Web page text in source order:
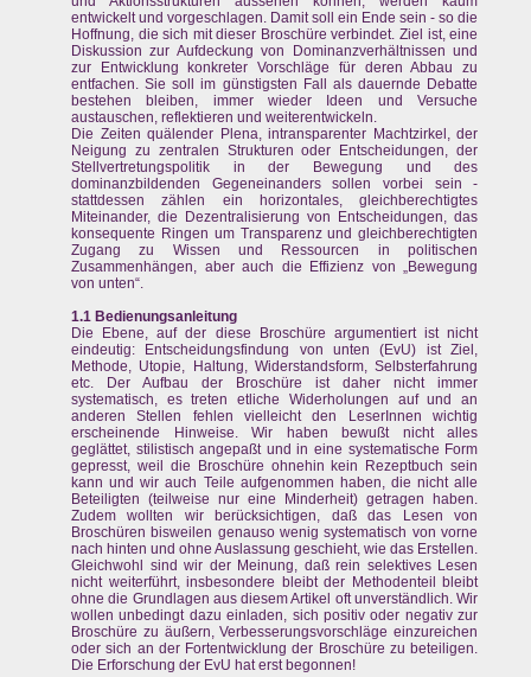
entwickelt und vorgeschlagen. Damit soll ein Ende sein - so die
Hoffnung, die sich mit dieser Broschüre verbindet. Ziel ist, eine
Diskussion zur Aufdeckung von Dominanzverhältnissen und
zur Entwicklung konkreter Vorschläge für deren Abbau zu
entfachen. Sie soll im günstigsten Fall als dauernde Debatte
bestehen bleiben, immer wieder Ideen und Versuche
austauschen, reflektieren und weiterentwickeln.
Die Zeiten quälender Plena, intransparenter Machtzirkel, der
Neigung zu zentralen Strukturen oder Entscheidungen, der
Stellvertretungspolitik in der Bewegung und des
dominanzbildenden Gegeneinanders sollen vorbei sein -
stattdessen zählen ein horizontales, gleichberechtigtes
Miteinander, die Dezentralisierung von Entscheidungen, das
konsequente Ringen um Transparenz und gleichberechtigten
Zugang zu Wissen und Ressourcen in politischen
Zusammenhängen, aber auch die Effizienz von „Bewegung
von unten“.
1.1 Bedienungsanleitung
Die Ebene, auf der diese Broschüre argumentiert ist nicht
eindeutig: Entscheidungsfindung von unten (EvU) ist Ziel,
Methode, Utopie, Haltung, Widerstandsform, Selbsterfahrung
etc. Der Aufbau der Broschüre ist daher nicht immer
systematisch, es treten etliche Widerholungen auf und an
anderen Stellen fehlen vielleicht den LeserInnen wichtig
erscheinende Hinweise. Wir haben bewußt nicht alles
geglättet, stilistisch angepaßt und in eine systematische Form
gepresst, weil die Broschüre ohnehin kein Rezeptbuch sein
kann und wir auch Teile aufgenommen haben, die nicht alle
Beteiligten (teilweise nur eine Minderheit) getragen haben.
Zudem wollten wir berücksichtigen, daß das Lesen von
Broschüren bisweilen genauso wenig systematisch von vorne
nach hinten und ohne Auslassung geschieht, wie das Erstellen.
Gleichwohl sind wir der Meinung, daß rein selektives Lesen
nicht weiterführt, insbesondere bleibt der Methodenteil bleibt
ohne die Grundlagen aus diesem Artikel oft unverständlich. Wir
wollen unbedingt dazu einladen, sich positiv oder negativ zur
Broschüre zu äußern, Verbesserungsvorschläge einzureichen
oder sich an der Fortentwicklung der Broschüre zu beteiligen.
Die Erforschung der EvU hat erst begonnen!